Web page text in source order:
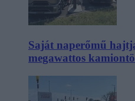
Saját naperőmű
megawattos